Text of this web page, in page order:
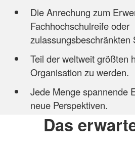
Die Anrechung zum
Fachhochschulreife oder
zulassungsbeschränkten
Teil der weltweit größten
Organisation zu werden.
Jede Menge spannende
neue Perspektiven.
Das